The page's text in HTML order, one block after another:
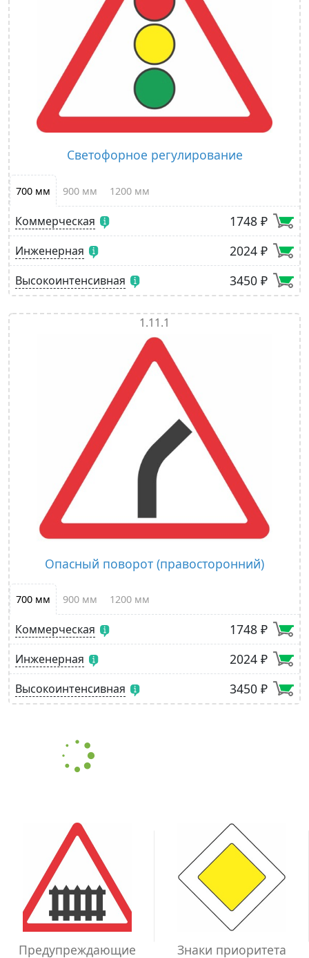
Светофорное регулирование
700 мм 900 мм 1200 мм
Коммерческая 1748 ₽
Инженерная 2024 ₽
Высокоинтенсивная 3450 ₽
1.11.1
Опасный поворот (правосторонний)
700 мм 900 мм 1200 мм
Коммерческая 1748 ₽
Инженерная 2024 ₽
Высокоинтенсивная 3450 ₽
Предупреждающие Знаки приоритета